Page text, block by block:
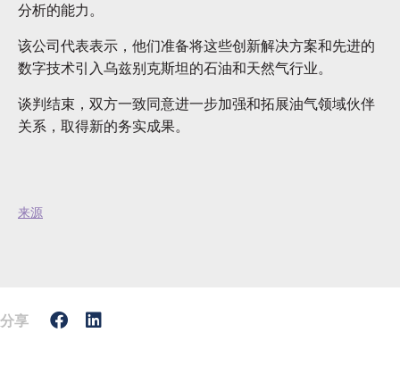
分析的能力。
该公司代表表示，他们准备将这些创新解决方案和先进的
数字技术引入乌兹别克斯坦的石油和天然气行业。
谈判结束，双方一致同意进一步加强和拓展油气领域伙伴
关系，取得新的务实成果。
来源
分享